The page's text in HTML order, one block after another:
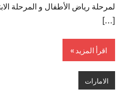
لمرحلة رياض الأطفال و المرحلة
[…]
اقرأ المزيد
الامارات